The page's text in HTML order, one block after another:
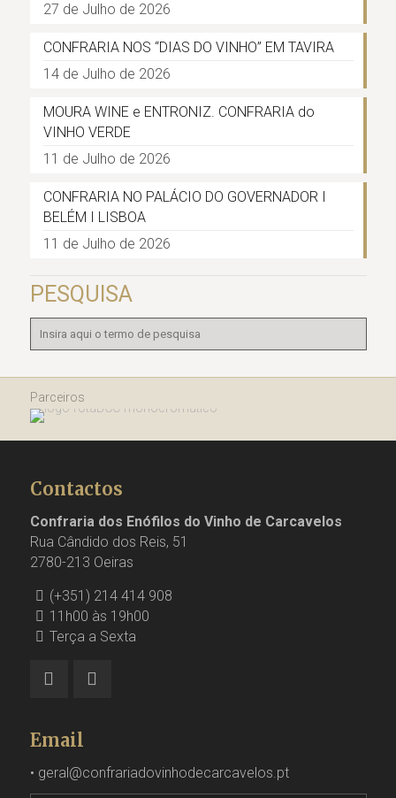
27 de Julho de 2026
CONFRARIA NOS “DIAS DO VINHO” EM TAVIRA
14 de Julho de 2026
MOURA WINE e ENTRONIZ. CONFRARIA do
VINHO VERDE
11 de Julho de 2026
CONFRARIA NO PALÁCIO DO GOVERNADOR I
BELÉM I LISBOA
11 de Julho de 2026
PESQUISA
Parceiros
Contactos
Confraria dos Enófilos do Vinho de Carcavelos
Rua Cândido dos Reis, 51
2780-213 Oeiras
(+351) 214 414 908
11h00 às 19h00
Terça a Sexta
Email
• geral@confrariadovinhodecarcavelos.pt